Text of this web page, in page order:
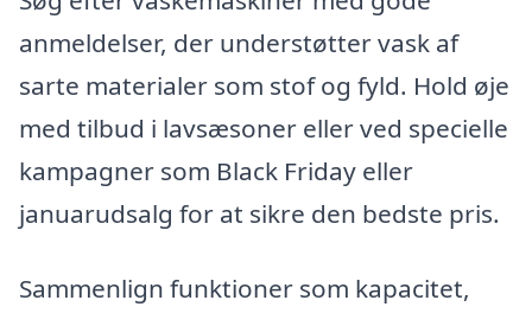
anmeldelser, der understøtter vask af
sarte materialer som stof og fyld. Hold øje
med tilbud i lavsæsoner eller ved specielle
kampagner som Black Friday eller
januarudsalg for at sikre den bedste pris.
Sammenlign funktioner som kapacitet,